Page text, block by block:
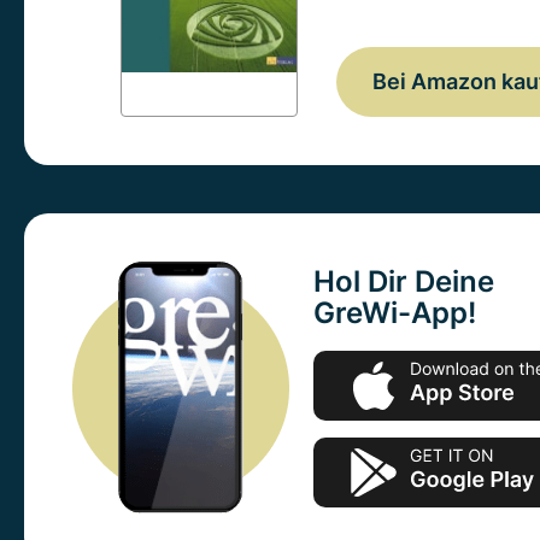
Bei Amazon
Hol Dir Deine
GreWi-App!